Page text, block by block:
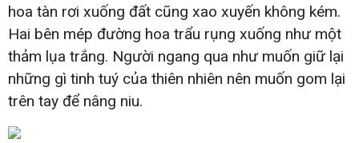
hoa tàn rơi xuống đất cũng xao xuyến không kém.
Hai bên mép đường hoa trẩu rụng xuống như một
thảm lụa trắng. Người ngang qua như muốn giữ lại
những gì tinh tuý của thiên nhiên nên muốn gom lại
trên tay để nâng niu.